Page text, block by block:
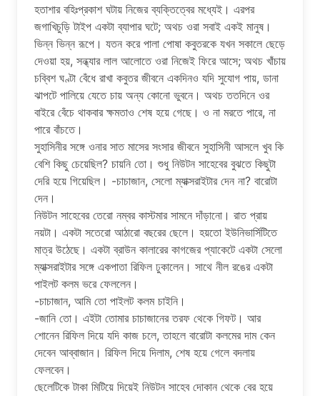
হতাশার বহিঃপ্রকাশ ঘটায় নিজের ব্যক্তিত্বের মধ্যেই। এরপর
জগাখিচুড়ি টাইপ একটা ব্যাপার ঘটে; অথচ ওরা সবাই একই মানুষ।
ভিন্ন ভিন্ন রূপে। যতন করে পালা পোষা কবুতরকে যখন সকালে ছেড়ে
দেওয়া হয়, সন্ধ্যার লাল আলোতে ওরা নিজেই ফিরে আসে; অথচ খাঁচায়
চব্বিশ ঘণ্টা বেঁধে রাখা কবুতর জীবনে একদিনও যদি সুযোগ পায়, ডানা
ঝাপটে পালিয়ে যেতে চায় অন্য কোনো ভুবনে। অথচ ততদিনে ওর
বাইরে বেঁচে থাকবার ক্ষমতাও শেষ হয়ে গেছে। ও না মরতে পারে, না
পারে বাঁচতে।
সুহাসিনীর সঙ্গে ওনার সাত মাসের সংসার জীবনে সুহাসিনী আসলে খুব কি
বেশি কিছু চেয়েছিল? চায়নি তো। শুধু নিউটন সাহেবের বুঝতে কিছুটা
দেরি হয়ে গিয়েছিল। -চাচাজান, সেলো ম্যাক্সরাইটার দেন না? বারোটা
দেন।
নিউটন সাহেবের তেরো নম্বর কাস্টমার সামনে দাঁড়ানো। রাত প্রায়
নয়টা। একটা সতেরো আঠারো বছরের ছেলে। হয়তো ইউনিভার্সিটিতে
মাত্র উঠেছে। একটা ব্রাউন কালারের কাগজের প্যাকেটে একটা সেলো
ম্যাক্সরাইটার সঙ্গে একপাতা রিফিল ঢুকালেন। সাথে নীল রঙের একটা
পাইলট কলম ভরে ফেললেন।
-চাচাজান, আমি তো পাইলট কলম চাইনি।
-জানি তো। এইটা তোমার চাচাজানের তরফ থেকে গিফট। আর
শোনেন রিফিল দিয়ে যদি কাজ চলে, তাহলে বারোটা কলমের দাম কেন
দেবেন আব্বাজান। রিফিল দিয়ে দিলাম, শেষ হয়ে গেলে বদলায়
ফেলবেন।
ছেলেটিকে টাকা মিটিয়ে দিয়েই নিউটন সাহেব দোকান থেকে বের হয়ে